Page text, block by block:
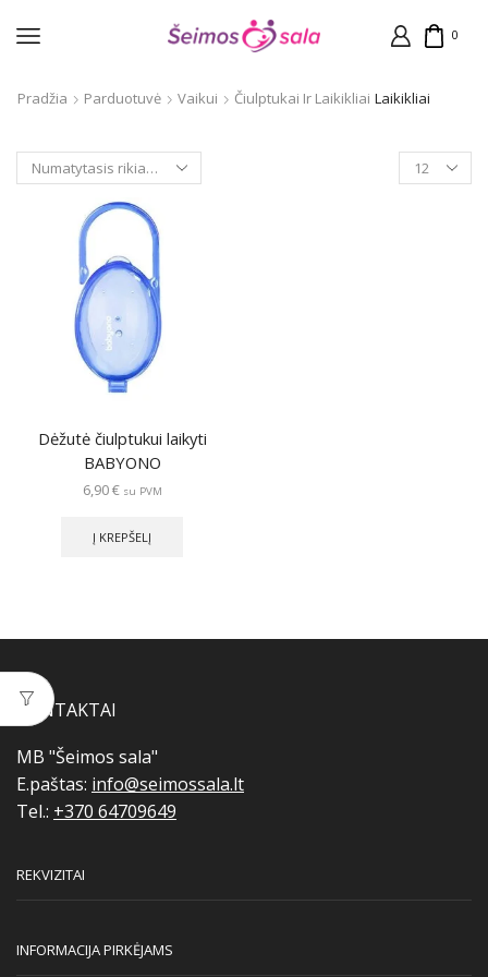
0
Pradžia Parduotuvė Vaikui Čiulptukai Ir Laikikliai Laikikliai
Products
per
Dėžutė čiulptukui laikyti
BABYONO
6,90€ su PVM
Į KREPŠELĮ
KONTAKTAI
MB "Šeimos sala"
E.paštas: info@seimossala.lt
Tel.: +370 64709649
REKVIZITAI
INFORMACIJA PIRKĖJAMS